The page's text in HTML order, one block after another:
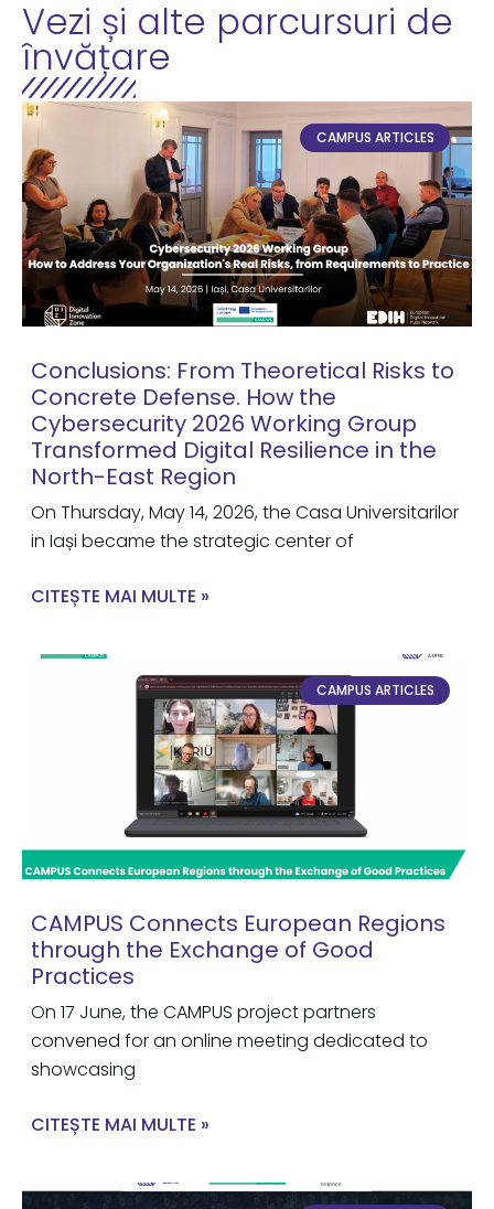
Vezi și alte parcursuri de
învățare
CAMPUS ARTICLES
Conclusions: From Theoretical Risks to
Concrete Defense. How the
Cybersecurity 2026 Working Group
Transformed Digital Resilience in the
North-East Region
On Thursday, May 14, 2026, the Casa Universitarilor
in Iași became the strategic center of
CITEȘTE MAI MULTE »
CAMPUS ARTICLES
CAMPUS Connects European Regions
through the Exchange of Good
Practices
On 17 June, the CAMPUS project partners
convened for an online meeting dedicated to
showcasing
CITEȘTE MAI MULTE »